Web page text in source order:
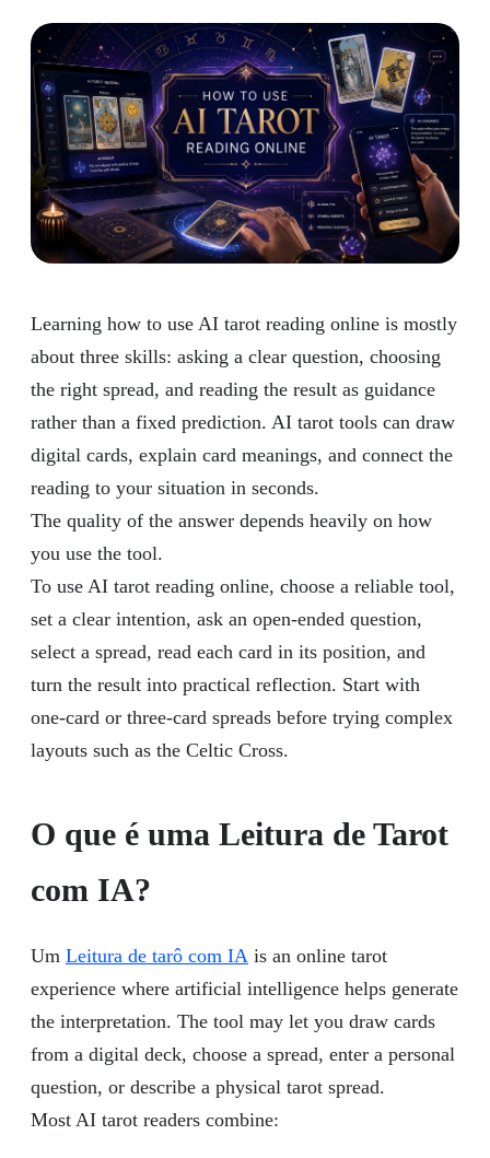
Learning how to use AI tarot reading online is mostly
about three skills: asking a clear question, choosing
the right spread, and reading the result as guidance
rather than a fixed prediction. AI tarot tools can draw
digital cards, explain card meanings, and connect the
reading to your situation in seconds.
The quality of the answer depends heavily on how
you use the tool.
To use AI tarot reading online, choose a reliable tool,
set a clear intention, ask an open-ended question,
select a spread, read each card in its position, and
turn the result into practical reflection. Start with
one-card or three-card spreads before trying complex
layouts such as the Celtic Cross.
O que é uma Leitura de Tarot
com IA?
Um Leitura de tarô com IA is an online tarot
experience where artificial intelligence helps generate
the interpretation. The tool may let you draw cards
from a digital deck, choose a spread, enter a personal
question, or describe a physical tarot spread.
Most AI tarot readers combine: